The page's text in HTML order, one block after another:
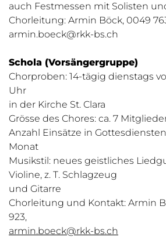
auch Festmessen mit Solisten
Chorleitung: Armin Böck, 0049
armin.boeck@rkk-bs.ch
Schola (Vorsängergruppe)
Chorproben: 14-tägig dienstags
Uhr
in der Kirche St. Clara
Grösse des Chores: ca. 7
Anzahl Einsätze in
Monat
Musikstil: neues geistliches
Violine, z. T. Schlagzeug
und Gitarre
Chorleitung und Kontakt: Armin
923,
armin.boeck@rkk-bs.ch